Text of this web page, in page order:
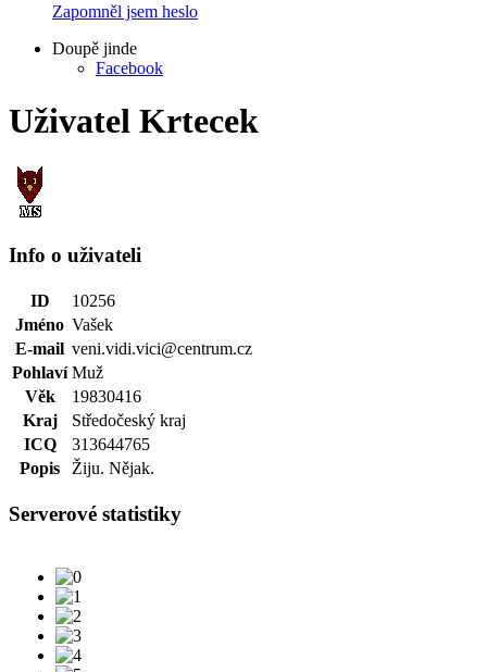
Zapomněl jsem heslo
Doupě jinde
Facebook
Uživatel Krtecek
Info o uživateli
ID
10256
Jméno Vašek
E-mail veni.vidi.vici@centrum.cz
Pohlaví Muž
Věk
19830416
Kraj
Středočeský kraj
ICQ
313644765
Popis
Žiju. Nějak.
Serverové statistiky